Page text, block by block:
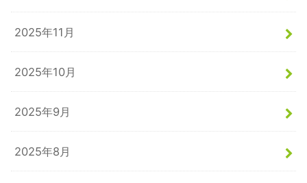
2025年11月
2025年10月
2025年9月
2025年8月